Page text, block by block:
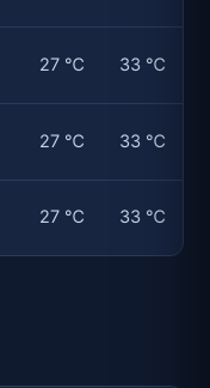
27 ℃ 33 ℃
27 ℃ 33 ℃
27 ℃ 33 ℃